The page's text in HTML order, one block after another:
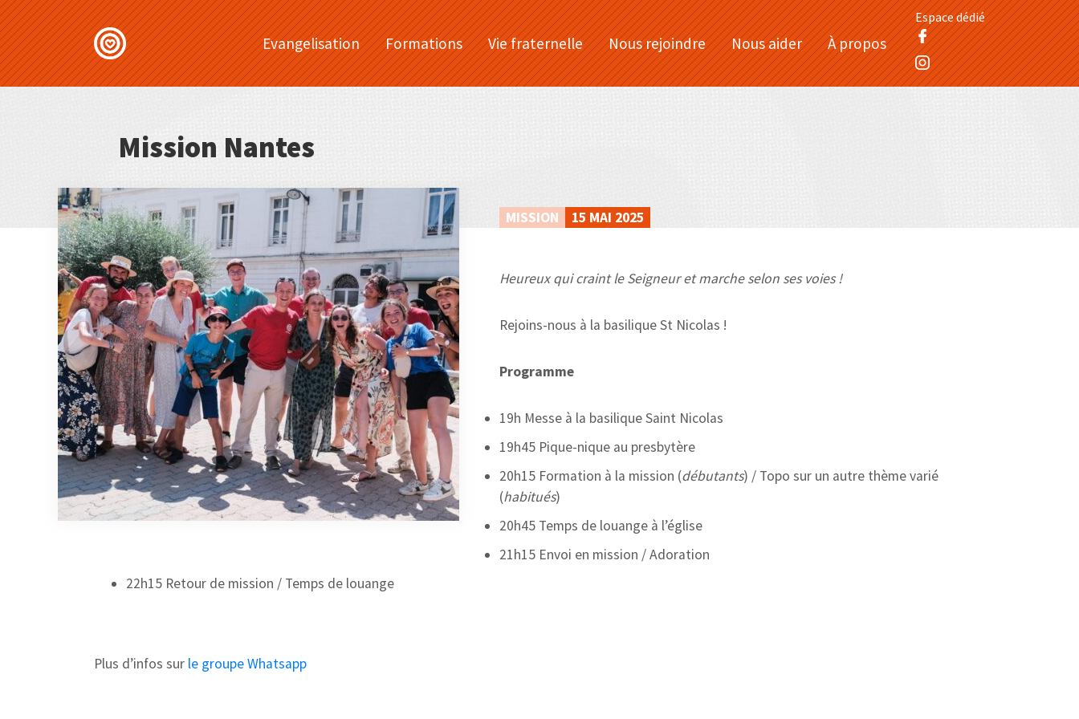
Evangelisation Formations Vie fraternelle Nous rejoindre Nous aider À propos
Espace dédié
Mission Nantes
MISSION 15 MAI 2025
Heureux qui craint le Seigneur et marche selon ses voies !
Rejoins-nous à la basilique St Nicolas !
Programme
19h Messe à la basilique Saint Nicolas
19h45 Pique-nique au presbytère
20h15 Formation à la mission (débutants) / Topo sur un autre thème varié
(habitués)
20h45 Temps de louange à l’église
21h15 Envoi en mission / Adoration
22h15 Retour de mission / Temps de louange
Plus d’infos sur le groupe Whatsapp